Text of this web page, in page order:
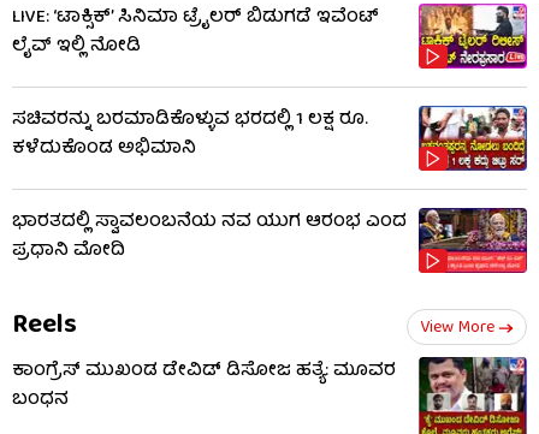
LIVE: ‘ಟಾಕ್ಸಿಕ್’ ಸಿನಿಮಾ ಟ್ರೈಲರ್ ಬಿಡುಗಡೆ ಇವೆಂಟ್
ಲೈವ್ ಇಲ್ಲಿ ನೋಡಿ
ಸಚಿವರನ್ನು ಬರಮಾಡಿಕೊಳ್ಳುವ ಭರದಲ್ಲಿ 1 ಲಕ್ಷ ರೂ.
ಕಳೆದುಕೊಂಡ ಅಭಿಮಾನಿ
ಭಾರತದಲ್ಲಿ ಸ್ವಾವಲಂಬನೆಯ ನವ ಯುಗ ಆರಂಭ ಎಂದ
ಪ್ರಧಾನಿ ಮೋದಿ
Reels View More
ಕಾಂಗ್ರೆಸ್ ಮುಖಂಡ ಡೇವಿಡ್ ಡಿಸೋಜ ಹತ್ಯೆ: ಮೂವರ
ಬಂಧನ